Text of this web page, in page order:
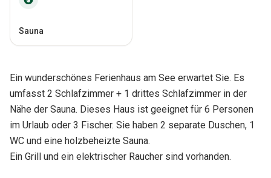
Sauna
Ein wunderschönes Ferienhaus am See erwartet Sie. Es
umfasst 2 Schlafzimmer + 1 drittes Schlafzimmer in der
Nähe der Sauna. Dieses Haus ist geeignet für 6 Personen
im Urlaub oder 3 Fischer. Sie haben 2 separate Duschen, 1
WC und eine holzbeheizte Sauna.
Ein Grill und ein elektrischer Raucher sind vorhanden.